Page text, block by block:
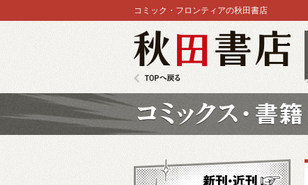
コミック・フロンティアの秋田書店